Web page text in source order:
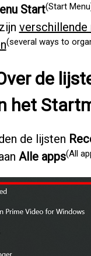
Start(Start
verschillende
(several ways to
de
het
de lijsten
Alle apps(All